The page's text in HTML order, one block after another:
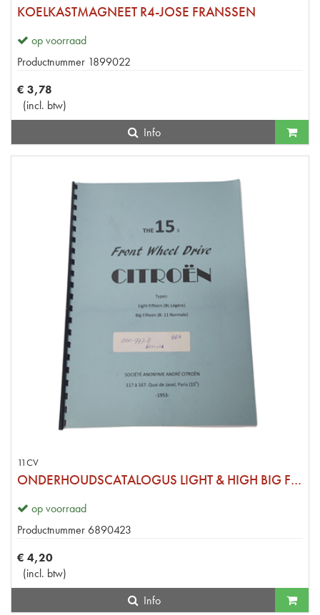
KOELKASTMAGNEET R4-JOSE FRANSSEN
op voorraad
Productnummer 1899022
€ 3,78
(incl. btw)
Info
11CV
ONDERHOUDSCATALOGUS LIGHT & HIGH BIG FIFTEEN - ENGELS
op voorraad
Productnummer 6890423
€ 4,20
(incl. btw)
Info